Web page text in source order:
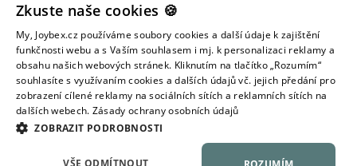
Můj účet
Informace obchodu
Všechna práva vyhrazena ©
Zkuste naše cookies 🍪
My, Joybex.cz používáme soubory cookies a další údaje k zajištění
funkčnosti webu a s Vaším souhlasem i mj. k personalizaci reklamy a
obsahu našich webových stránek. Kliknutím na tlačítko „Rozumím“
souhlasíte s využívaním cookies a dalších údajů vč. jejich předání pro
zobrazení cílené reklamy na sociálních sítích a reklamních sítích na
dalších webech. Zásady ochrany osobních údajů
ZOBRAZIT PODROBNOSTI
VŠE ODMÍTNOUT